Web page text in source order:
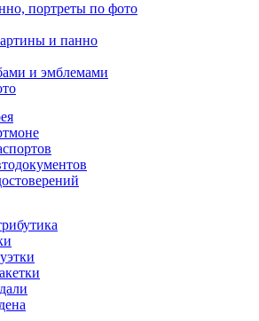
портреты по фото
и панно
и эмблемами